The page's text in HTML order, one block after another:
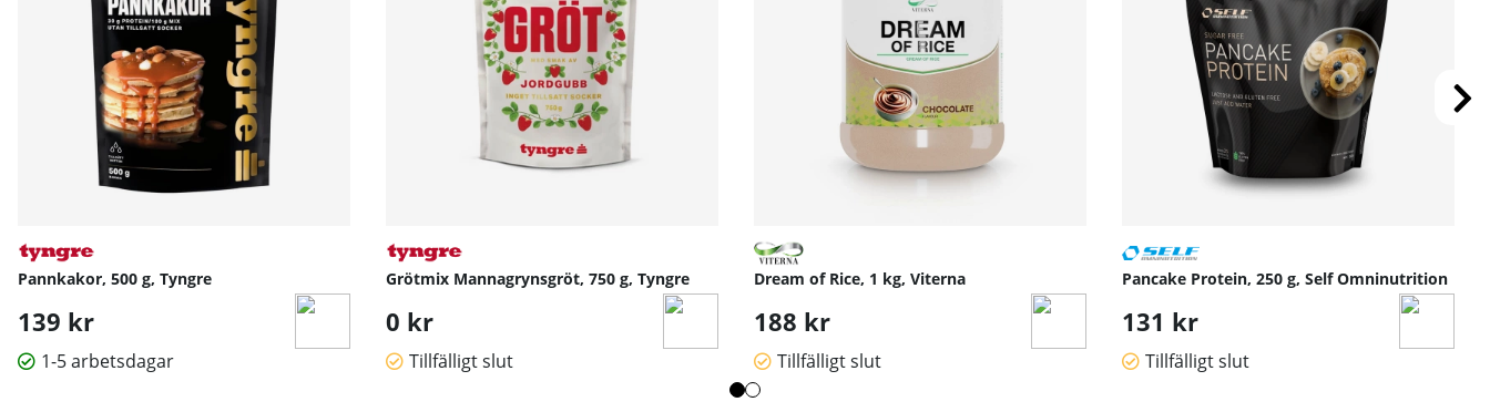
Pannkakor, 500 g, Tyngre
139 kr
1-5 arbetsdagar
Grötmix Mannagrynsgröt, 750 g, Tyngre
0 kr
Tillfälligt slut
Dream of Rice, 1 kg, Viterna
188 kr
Tillfälligt slut
Pancake Protein, 250 g, Self Omninutrition
131 kr
Tillfälligt slut